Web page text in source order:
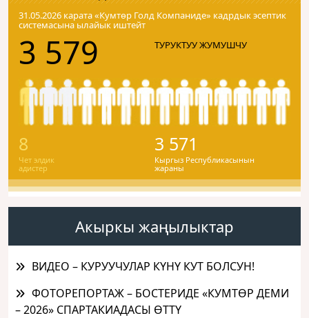
31.05.2026 карата «Кумтɵр Голд Компаниде» кадрдык эсептик
системасына ылайык иштейт
3 579 ТУРУКТУУ ЖУМУШЧУ
8
Чет элдик
адистер
3 571
Кыргыз Республикасынын
жараны
Акыркы жаңылыктар
ВИДЕО – КУРУУЧУЛАР КҮНҮ КУТ БОЛСУН!
ФОТОРЕПОРТАЖ – БОСТЕРИДЕ «КУМТӨР ДЕМИ
– 2026» СПАРТАКИАДАСЫ ӨТТҮ